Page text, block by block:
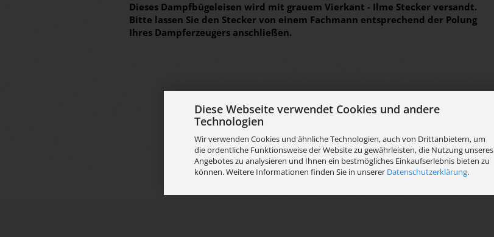
Diese Webseite verwendet Cookies und andere
Technologien
Wir verwenden Cookies und ähnliche Technologien, auch von Drittanbietern, um
die ordentliche Funktionsweise der Website zu gewährleisten, die Nutzung unseres
Angebotes zu analysieren und Ihnen ein bestmögliches Einkaufserlebnis bieten zu
können. Weitere Informationen finden Sie in unserer Datenschutzerklärung.
Dieses Dampfbügeleisen wird mit grauem Vierkant - Ilme Stecker versandt.
Bitte lassen Sie den Stecker von einem Fachmann entsprechend der Polung
Ihres Dampferzeugers anschließen.